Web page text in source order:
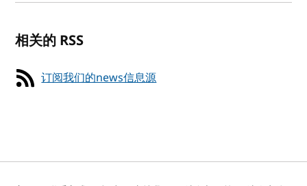
相关的 RSS
订阅我们的news信息源